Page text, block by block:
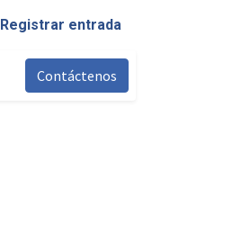
Registrar entrada
Contáctenos